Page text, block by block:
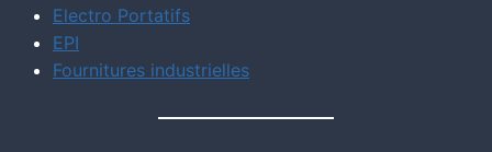
Electro Portatifs
EPI
Fournitures industrielles